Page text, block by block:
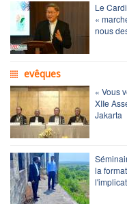
Le
«
nous
evêques
« Vous
XIIe
Jakarta
la